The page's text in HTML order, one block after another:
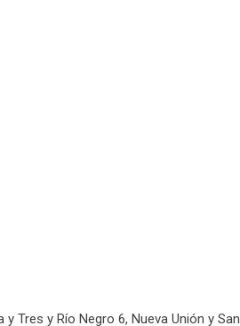
Tres y Río Negro 6, Nueva Unión y San